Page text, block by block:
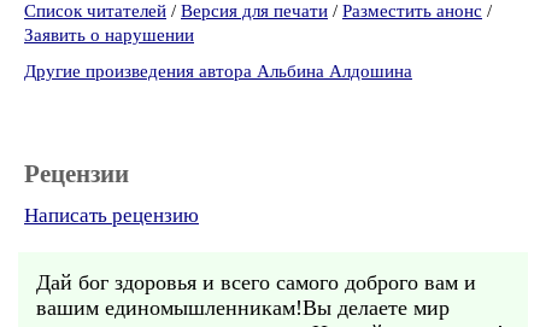
Список читателей / Версия для печати / Разместить анонс /
Заявить о нарушении
Другие произведения автора Альбина Алдошина
Рецензии
Написать рецензию
Дай бог здоровья и всего самого доброго вам и
вашим единомышленникам!Вы делаете мир